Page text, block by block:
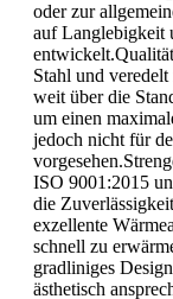
oder zur
auf Langlebigkeit
Stahl und
weit über die
um einen
jedoch nicht für
ISO 9001:2015
die
exzellente
schnell zu
gradliniges
ästhetisch